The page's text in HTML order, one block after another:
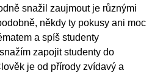
snažil zaujmout je různými
někdy ty pokusy ani moc
a spíš studenty
zapojit studenty do
je od přírody zvídavý a